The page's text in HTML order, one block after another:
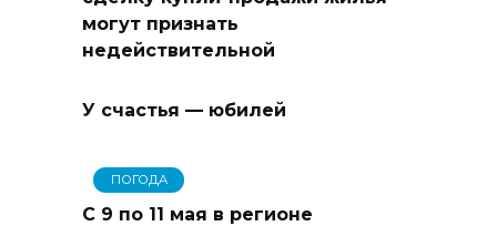
могут признать
недействительной
У счастья — юбилей
ПОГОДА
С 9 по 11 мая в регионе